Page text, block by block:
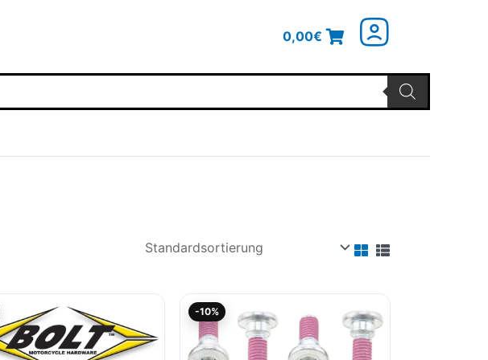
0,00€
Preis
war:
8,45€
Preis
ist:
7,60€.
-10%
Preis
war:
9,95€
Preis
ist:
8,95€.